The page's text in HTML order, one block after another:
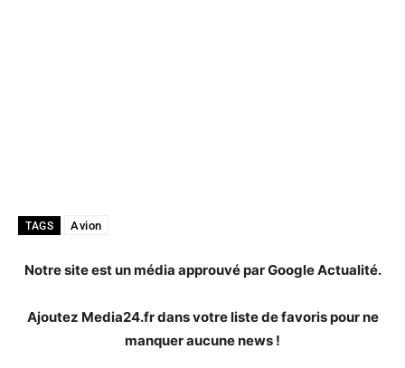
TAGS Avion
Notre site est un média approuvé par Google Actualité.
Ajoutez Media24.fr dans votre liste de favoris pour ne
manquer aucune news !